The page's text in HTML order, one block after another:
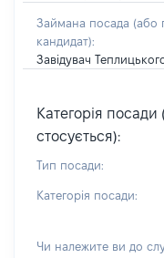
Займана посада (або
кандидат):
Завідувач
Категорія посади
стосується):
Тип посади:
Категорія посади:
Чи належите ви до